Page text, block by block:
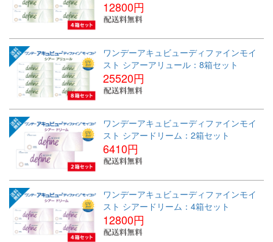
12800円
ワンデーアキュビューディファインモイ
スト シアーアリュール：8箱セット
25520円
ワンデーアキュビューディファインモイ
スト シアードリーム：2箱セット
6410円
ワンデーアキュビューディファインモイ
スト シアードリーム：4箱セット
12800円